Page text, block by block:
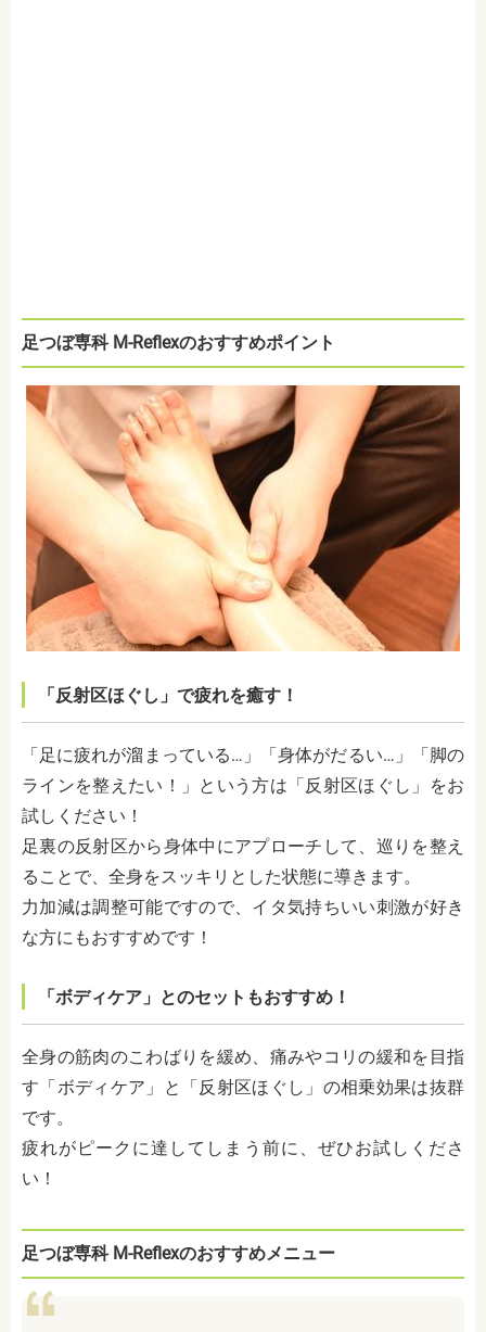
足つぼ専科 M-Reflexのおすすめポイント
「反射区ほぐし」で疲れを癒す！
「足に疲れが溜まっている…」「身体がだるい…」「脚の
ラインを整えたい！」という方は「反射区ほぐし」をお
試しください！
足裏の反射区から身体中にアプローチして、巡りを整え
ることで、全身をスッキリとした状態に導きます。
力加減は調整可能ですので、イタ気持ちいい刺激が好き
な方にもおすすめです！
「ボディケア」とのセットもおすすめ！
全身の筋肉のこわばりを緩め、痛みやコリの緩和を目指
す「ボディケア」と「反射区ほぐし」の相乗効果は抜群
です。
疲れがピークに達してしまう前に、ぜひお試しくださ
い！
足つぼ専科 M-Reflexのおすすめメニュー